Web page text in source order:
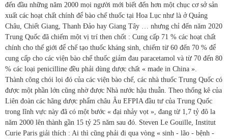
đến đầu những năm 2000 mọi người mới biết đến hơn một chục cơ sở sản
xuất các hoạt chất chính để bào chế thuốc tại Hoa Lục như là ở Quảng
Châu, Chiết Giang, Thanh Đảo hay Giang Tây … nhưng chỉ đến năm 2020
Trung Quốc đã chiếm một vị trí then chốt : Cung cấp 71 % các hoạt chất
chính cho thế giới để chế tạo thuốc kháng sinh, chiếm từ 60 đến 70 % để
cung cấp cho các viện bào chế thuốc giảm đau paracetamol và từ 70 đến 80
% các loại penicilline đều phải dùng dược chất « made in China ».
Thành công chói lọi đó của các viện bào chế, các nhà thuốc Trung Quốc có
được một phần lớn cũng nhờ được Nhà nước hậu thuẫn. Theo thống kê của
Liên đoàn các hãng dược phẩm châu Âu EFPIA đầu tư của Trung Quốc
trong lĩnh vực này đã có một bước « đại nhảy vọt », đang từ 1,7 tỷ đô la
năm 2000 lên thành gần 15 tỷ 25 năm sau đó. Steven Le Gouille, Institut
Curie Paris giải thích : Ai thì cũng phải đi qua vòng « sinh - lão - bệnh -